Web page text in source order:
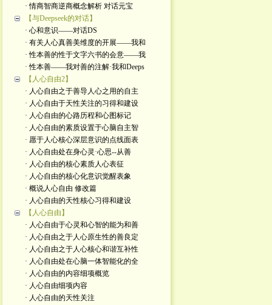
· 情商智商逆商概念解析 对话元宝
【与Deepseek的对话】
· 心和意识——对话DS
· 有关人心真善美维度的开展——我和
· 性本善的性于文字六书的会意——我
· 性本善——我对善的注解·我和Deeps
【人心自由2】
· 人心自由之于善导人心之用的自主
· 人心自由于天性关注的习得和建设
· 人心自由的心路历程和心图标记
· 人心自由的素质设置于心脑自主智
· 愿于人心核心深层意识的点线面表
· 人心自由处在身心灵·心思--从善
· 人心自由的核心素质人心表征
· 人心自由的核心化意识觉醒表象
· 概说人心自由 修改篇
· 人心自由的天性核心习得和建设
【人心自由】
· 人心自由于心灵和心智的能为和善
· 人心自由之于人心原生性的善良定
· 人心自由之于人心核心和谐互补性
· 人心自由处在心脑一体智能化的全
· 人心自由的内容细项概览
· 人心自由细项内容
· 人心自由的天性关注